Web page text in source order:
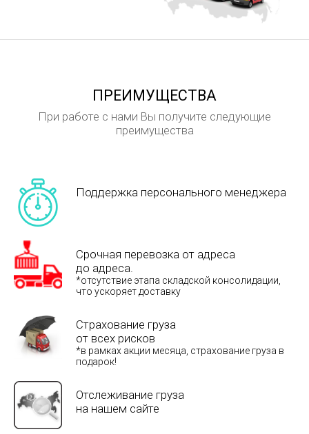
ПРЕИМУЩЕСТВА
При работе с нами Вы получите следующие
преимущества
Поддержка персонального менеджера
Срочная перевозка от адреса
до адреса.
*отсутствие этапа складской консолидации,
что ускоряет доставку
Страхование груза
от всех рисков
*в рамках акции месяца, страхование груза в
подарок!
Отслеживание груза
на нашем сайте